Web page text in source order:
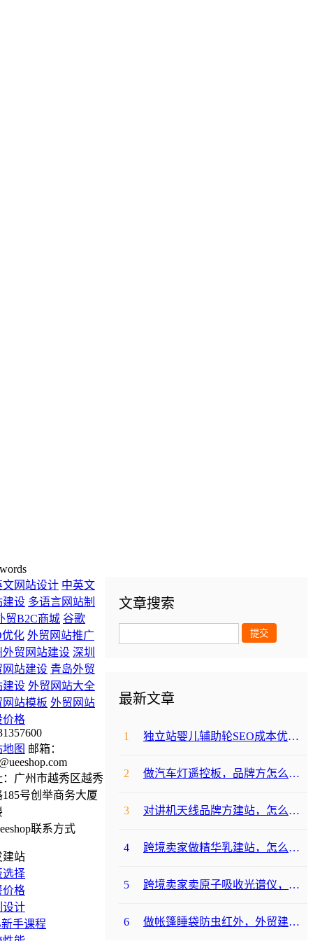
文章搜索
最新文章
1 独立站婴儿辅助轮SEO成本优化咋避坑？
2 做汽车灯遥控板，品牌方怎么选平台避坑？
3 对讲机天线品牌方建站，怎么降低成本啊？
4 跨境卖家做精华乳建站，怎么选合适提升转化？
5 跨境卖家卖原子吸收光谱仪，选哪个建站平台合适？
6 做帐篷睡袋防虫红外，外贸建站平台哪个合适？
文网站设计 中英文
建设 多语言网站制
贸B2C商城 谷歌
优化 外贸网站推广
外贸网站建设 深圳
网站建设 青岛外贸
建设 外贸网站大全
网站模板 外贸网站
价格
图 邮箱：
：广州市越秀区越秀
185号创举商务大厦
建站
选择
价格
设计
手课程